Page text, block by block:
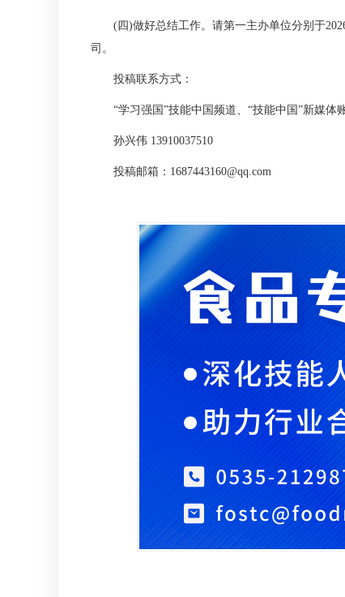
(四)做好总结工作。请第一主办单位分别于2026
司。
投稿联系方式：
“学习强国”技能中国频道、“技能中国”新媒体
孙兴伟 13910037510
投稿邮箱：1687443160@qq.com